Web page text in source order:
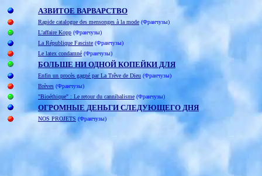
АЗВИТОЕ ВАРВАРСТВО
Rapide catalogue des mensonges à la mode (Франчузы)
L'affaire Kopp (Франчузы)
La République Fasciste (Франчузы)
Le latex condamné (Франчузы)
БОЛЬШЕ НИ ОДНОЙ КОПЕЙКИ ДЛЯ
Enfin un procès gagné par La Trêve de Dieu (Франчузы)
Brèves (Франчузы)
"Bioéthique" : Le retour du cannibalisme (Франчузы)
ОГРОМНЫЕ ДЕНЬГИ СЛЕДУЮЩЕГО ДНЯ
NOS PROJETS (Франчузы)